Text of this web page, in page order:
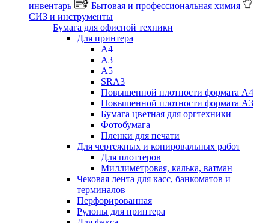
инвентарь
Бытовая и профессиональная химия
СИЗ и инструменты
Бумага для офисной техники
Для принтера
А4
А3
А5
SRA3
Повышенной плотности формата А4
Повышенной плотности формата А3
Бумага цветная для оргтехники
Фотобумага
Пленки для печати
Для чертежных и копировальных работ
Для плоттеров
Миллиметровая, калька, ватман
Чековая лента для касс, банкоматов и
терминалов
Перфорированная
Рулоны для принтера